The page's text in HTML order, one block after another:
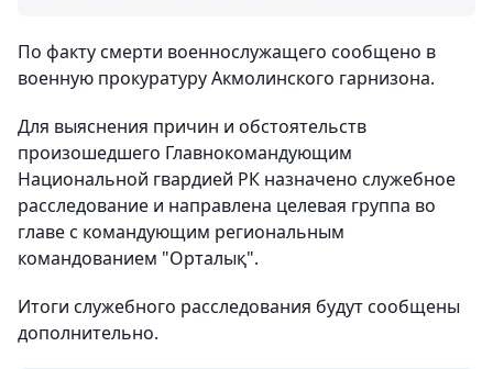
По факту смерти военнослужащего сообщено в
военную прокуратуру Акмолинского гарнизона.
Для выяснения причин и обстоятельств
произошедшего Главнокомандующим
Национальной гвардией РК назначено служебное
расследование и направлена целевая группа во
главе с командующим региональным
командованием "Орталық".
Итоги служебного расследования будут сообщены
дополнительно.